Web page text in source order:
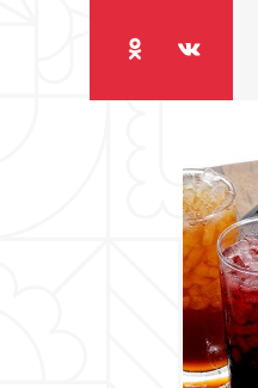
Одноклассники
Вконтакте